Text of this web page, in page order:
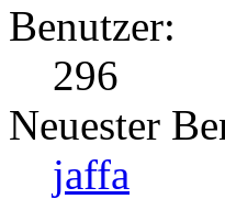
Benutzer:
296
Neuester
jaffa